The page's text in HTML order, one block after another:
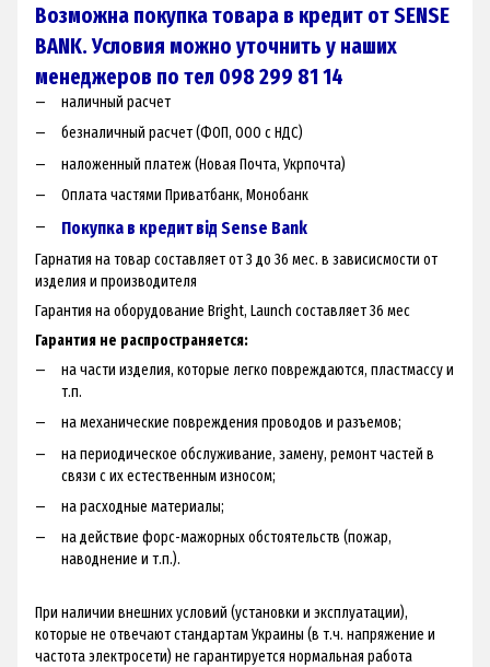
Возможна покупка товара в кредит от SENSE
BANK. Условия можно уточнить у наших
менеджеров по тел 098 299 81 14
наличный расчет
безналичный расчет (ФОП, ООО с НДС)
наложенный платеж (Новая Почта, Укрпочта)
Оплата частями Приватбанк, Монобанк
Покупка в кредит від Sense Bank
Гарнатия на товар составляет от 3 до 36 мес. в зависисмости от
изделия и производителя
Гарантия на оборудование Bright, Launch составляет 36 мес
Гарантия не распространяется:
на части изделия, которые легко повреждаются, пластмассу и
т.п.
на механические повреждения проводов и разъемов;
на периодическое обслуживание, замену, ремонт частей в
связи с их естественным износом;
на расходные материалы;
на действие форс-мажорных обстоятельств (пожар,
наводнение и т.п.).
При наличии внешних условий (установки и эксплуатации),
которые не отвечают стандартам Украины (в т.ч. напряжение и
частота электросети) не гарантируется нормальная работа